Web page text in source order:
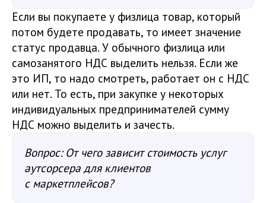
Если вы покупаете у физлица товар, который
потом будете продавать, то имеет значение
статус продавца. У обычного физлица или
самозанятого НДС выделить нельзя. Если же
это ИП, то надо смотреть, работает он с НДС
или нет. То есть, при закупке у некоторых
индивидуальных предпринимателей сумму
НДС можно выделить и зачесть.
Вопрос: От чего зависит стоимость услуг
аутсорсера для клиентов
с маркетплейсов?